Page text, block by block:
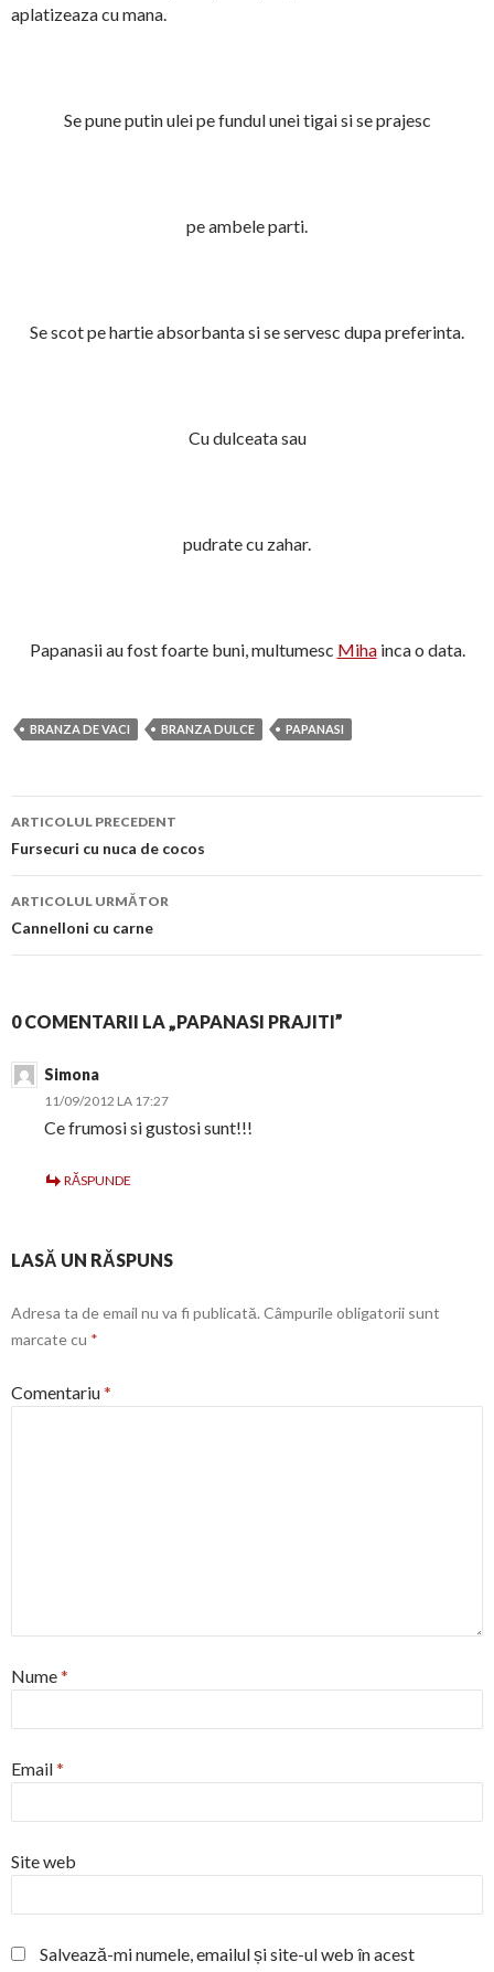
aplatizeaza cu mana.
Se pune putin ulei pe fundul unei tigai si se prajesc
pe ambele parti.
Se scot pe hartie absorbanta si se servesc dupa preferinta.
Cu dulceata sau
pudrate cu zahar.
Papanasii au fost foarte buni, multumesc Mihainca o data.
BRANZA DE VACI BRANZA DULCE PAPANASI
Navigare
în
articol
ARTICOLUL PRECEDENT
Fursecuri cu nuca de cocos
ARTICOLUL URMĂTOR
Cannelloni cu carne
0 COMENTARII LA „PAPANASI PRAJITI”
Simona
11/09/2012 LA 17:27
Ce frumosi si gustosi sunt!!!
RĂSPUNDE
LASĂ UN RĂSPUNS
Adresa ta de email nu va fi publicată. Câmpurile obligatorii sunt
marcate cu *
Comentariu*
Nume*
Email*
Site web
Salvează-mi numele, emailul și site-ul web în acest